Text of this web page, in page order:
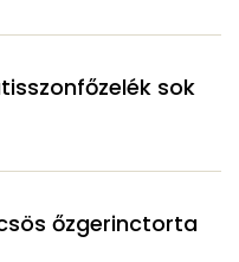
sok
őzgerinctorta